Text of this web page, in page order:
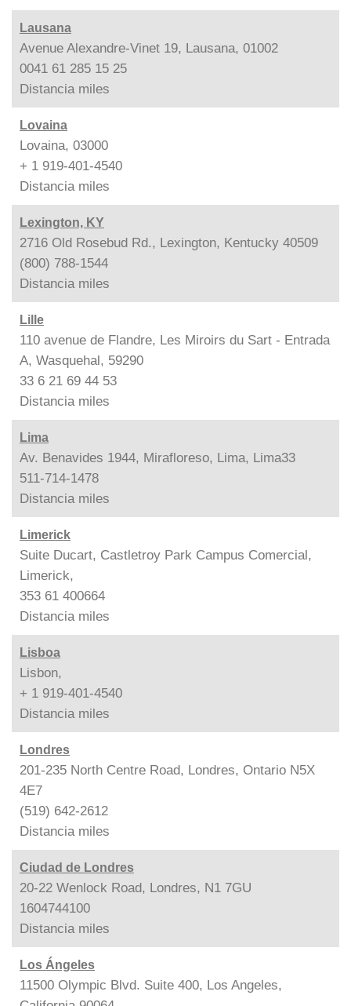
Lausana
Avenue Alexandre-Vinet 19, Lausana, 01002
0041 61 285 15 25
Distancia miles
Lovaina
Lovaina, 03000
+ 1 919-401-4540
Distancia miles
Lexington, KY
2716 Old Rosebud Rd., Lexington, Kentucky 40509
(800) 788-1544
Distancia miles
Lille
110 avenue de Flandre, Les Miroirs du Sart - Entrada
A, Wasquehal, 59290
33 6 21 69 44 53
Distancia miles
Lima
Av. Benavides 1944, Mirafloreso, Lima, Lima33
511-714-1478
Distancia miles
Limerick
Suite Ducart, Castletroy Park Campus Comercial,
Limerick,
353 61 400664
Distancia miles
Lisboa
Lisbon,
+ 1 919-401-4540
Distancia miles
Londres
201-235 North Centre Road, Londres, Ontario N5X
4E7
(519) 642-2612
Distancia miles
Ciudad de Londres
20-22 Wenlock Road, Londres, N1 7GU
1604744100
Distancia miles
Los Ángeles
11500 Olympic Blvd. Suite 400, Los Angeles,